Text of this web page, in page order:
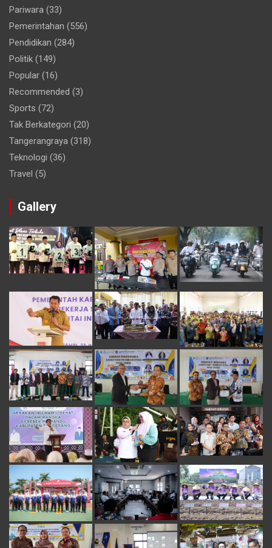
Pariwara (33)
Pemerintahan (556)
Pendidikan (284)
Politik (149)
Popular (16)
Recommended (3)
Sports (72)
Tak Berkategori (20)
Tangerangraya (318)
Teknologi (36)
Travel (5)
Gallery